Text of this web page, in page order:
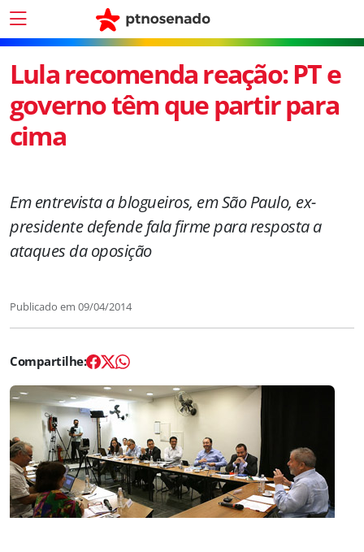
Lula recomenda reação: PT e
governo têm que partir para
cima
Em entrevista a blogueiros, em São Paulo, ex-
presidente defende fala firme para resposta a
ataques da oposição
Publicado em 09/04/2014